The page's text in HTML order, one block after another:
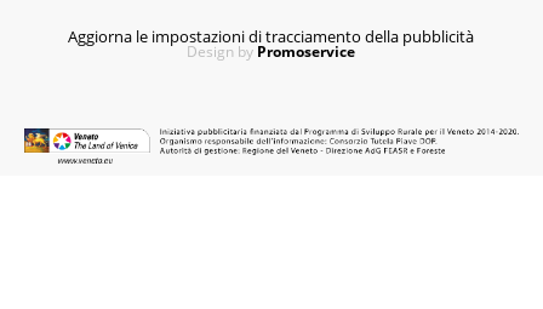
Aggiorna le impostazioni di tracciamento della pubblicità
Design by Promoservice